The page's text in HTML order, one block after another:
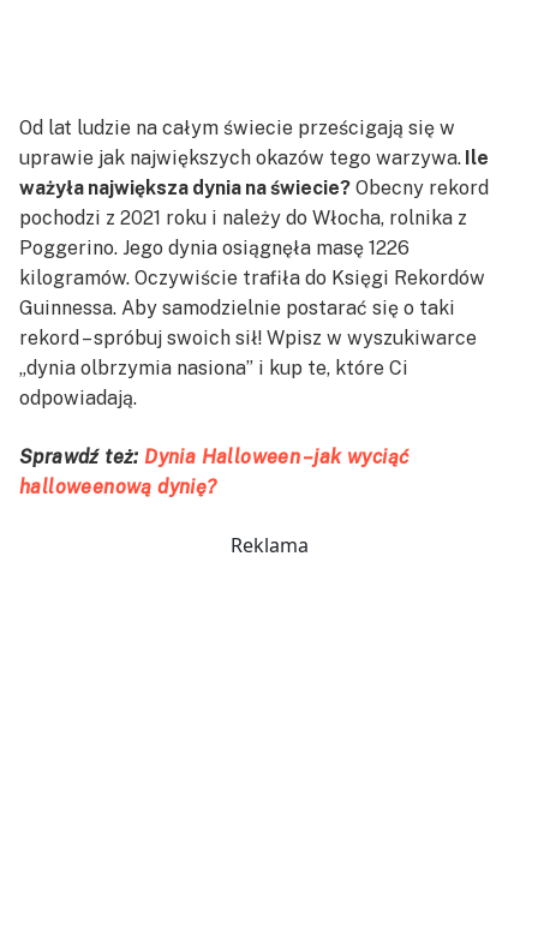
Od lat ludzie na całym świecie prześcigają się w
uprawie jak największych okazów tego warzywa. Ile
ważyła największa dynia na świecie? Obecny rekord
pochodzi z 2021 roku i należy do Włocha, rolnika z
Poggerino. Jego dynia osiągnęła masę 1226
kilogramów. Oczywiście trafiła do Księgi Rekordów
Guinnessa. Aby samodzielnie postarać się o taki
rekord – spróbuj swoich sił! Wpisz w wyszukiwarce
„dynia olbrzymia nasiona” i kup te, które Ci
odpowiadają.
Sprawdź też: Dynia Halloween – jak wyciąć
halloweenową dynię?
Reklama